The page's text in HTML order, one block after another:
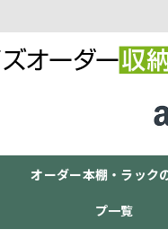
オーダー本棚・ラック
プ一覧